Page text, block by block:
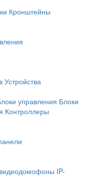
Кронштейны
Устройства
управления Блоки
Контроллеры
IP-